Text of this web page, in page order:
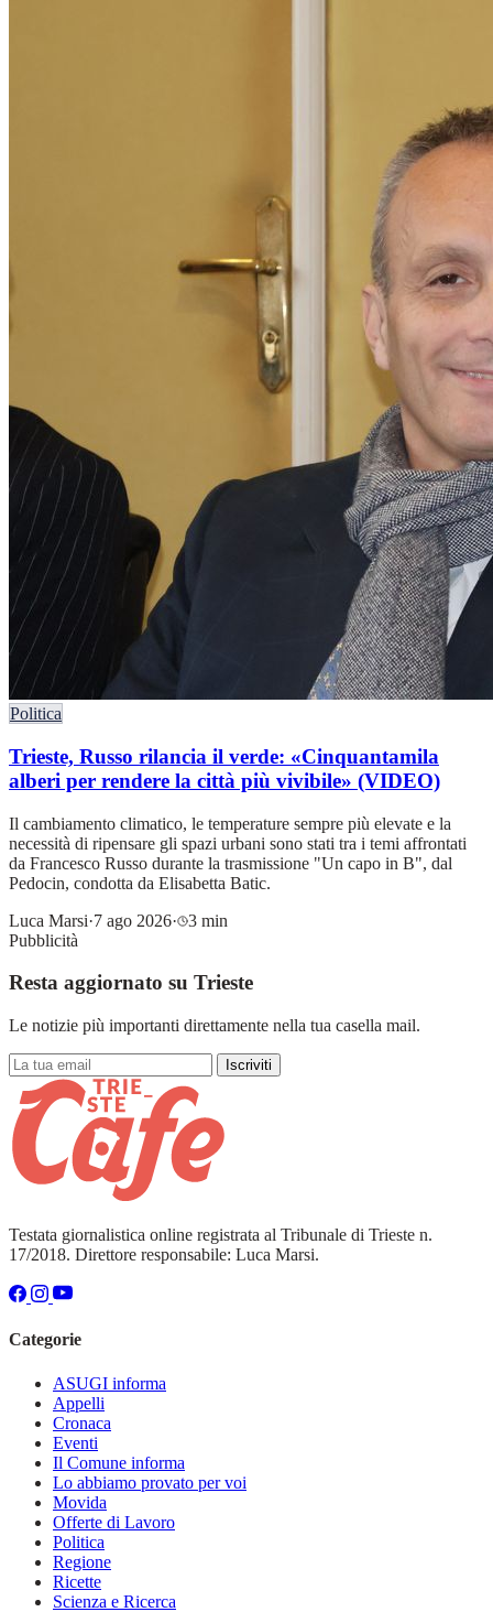
Politica
Trieste, Russo rilancia il verde: «Cinquantamila
alberi per rendere la città più vivibile» (VIDEO)
Il cambiamento climatico, le temperature sempre più elevate e la
necessità di ripensare gli spazi urbani sono stati tra i temi affrontati
da Francesco Russo durante la trasmissione "Un capo in B", dal
Pedocin, condotta da Elisabetta Batic.
Luca Marsi·7 ago 2026·
3 min
Pubblicità
Resta aggiornato su Trieste
Le notizie più importanti direttamente nella tua casella mail.
Iscriviti
Testata giornalistica online registrata al Tribunale di Trieste n.
17/2018. Direttore responsabile: Luca Marsi.
Categorie
ASUGI informa
Appelli
Cronaca
Eventi
Il Comune informa
Lo abbiamo provato per voi
Movida
Offerte di Lavoro
Politica
Regione
Ricette
Scienza e Ricerca